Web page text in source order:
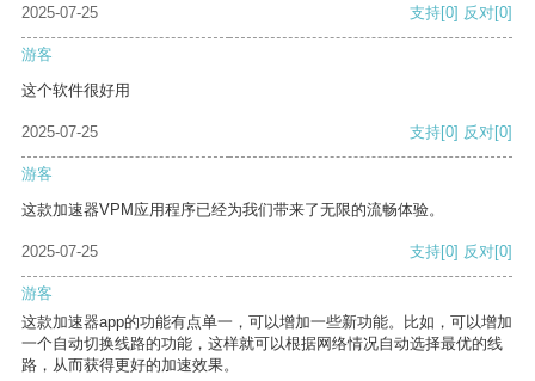
2025-07-25 支持[0] 反对[0]
游客
这个软件很好用
2025-07-25 支持[0] 反对[0]
游客
这款加速器VPM应用程序已经为我们带来了无限的流畅体验。
2025-07-25 支持[0] 反对[0]
游客
这款加速器app的功能有点单一，可以增加一些新功能。比如，可以增加
一个自动切换线路的功能，这样就可以根据网络情况自动选择最优的线
路，从而获得更好的加速效果。